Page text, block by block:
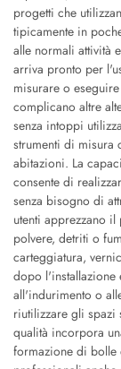
progetti che
tipicamente in
alle normali attività
arriva pronto per
misurare o
complicano altre
senza intoppi
strumenti di misura
abitazioni. La
consente di
senza bisogno di
utenti apprezzano
polvere, detriti o
carteggiatura,
dopo l'installazione
all'indurimento o
riutilizzare gli
qualità incorpora
formazione di bolle